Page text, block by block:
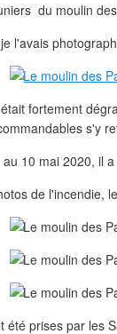
du moulin
l'avais
fortement
s'y
10 mai 2020, il
de l'incendie,
été prises par les